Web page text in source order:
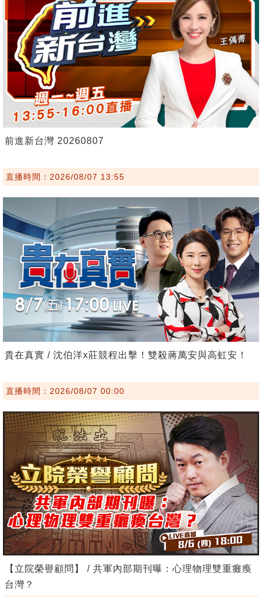
前進新台灣 20260807
直播時間：2026/08/07 13:55
貴在真實 / 沈伯洋x莊競程出擊！雙殺蔣萬安與高虹安！
直播時間：2026/08/07 00:00
【立院榮譽顧問】 / 共軍內部期刊曝：心理物理雙重癱瘓
台灣？